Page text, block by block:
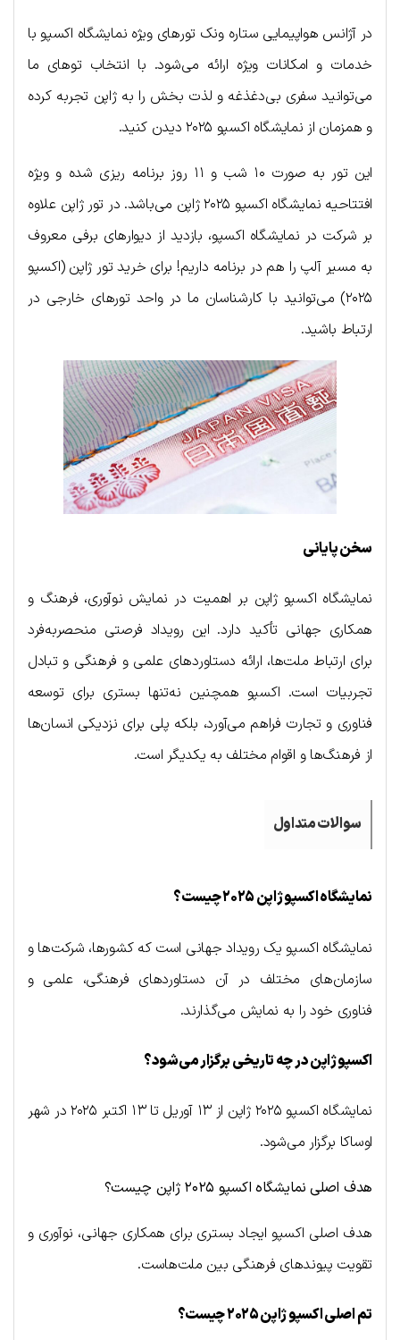
در آژانس هواپیمایی ستاره ونک تورهای ویژه نمایشگاه اکسپو با
خدمات و امکانات ویژه ارائه می‌شود. با انتخاب توهای ما
می‌توانید سفری بی‌دغذغه و لذت بخش را به ژاپن تجربه کرده
و همزمان از نمایشگاه اکسپو ۲۰۲۵ دیدن کنید.
این تور به صورت ۱۰ شب و ۱۱ روز برنامه ریزی شده و ویژه
افتتاحیه نمایشگاه اکسپو ۲۰۲۵ ژاپن می‌باشد. در تور ژاپن علاوه
بر شرکت در نمایشگاه اکسپو، بازدید از دیوارهای برفی معروف
به مسیر آلپ را هم در برنامه داریم! برای خرید تور ژاپن (اکسپو
۲۰۲۵) می‌توانید با کارشناسان ما در واحد تورهای خارجی در
ارتباط باشید.
سخن پایانی
نمایشگاه اکسپو ژاپن بر اهمیت در نمایش نوآوری، فرهنگ و
همکاری جهانی تأکید دارد. این رویداد فرصتی منحصر‌به‌فرد
برای ارتباط ملت‌ها، ارائه دستاوردهای علمی و فرهنگی و تبادل
تجربیات است. اکسپو همچنین نه‌تنها بستری برای توسعه
فناوری و تجارت فراهم می‌آورد، بلکه پلی برای نزدیکی انسان‌ها
از فرهنگ‌ها و اقوام مختلف به یکدیگر است.
سوالات متداول
نمایشگاه اکسپو ژاپن ۲۰۲۵ چیست؟
نمایشگاه اکسپو یک رویداد جهانی است که کشورها، شرکت‌ها و
سازمان‌های مختلف در آن دستاوردهای فرهنگی، علمی و
فناوری خود را به نمایش می‌گذارند.
اکسپو ژاپن در چه تاریخی برگزار می‌شود؟
نمایشگاه اکسپو ۲۰۲۵ ژاپن از ۱۳ آوریل تا ۱۳ اکتبر ۲۰۲۵ در شهر
اوساکا برگزار می‌شود.
هدف اصلی نمایشگاه اکسپو ۲۰۲۵ ژاپن چیست؟
هدف اصلی اکسپو ایجاد بستری برای همکاری جهانی، نوآوری و
تقویت پیوندهای فرهنگی بین ملت‌هاست.
تم اصلی اکسپو ژاپن ۲۰۲۵ چیست؟